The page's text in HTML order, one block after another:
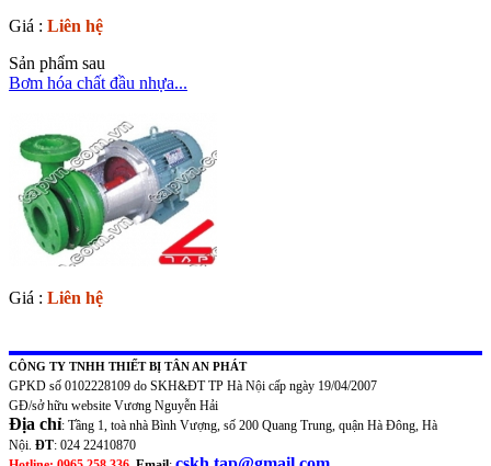
Giá : Liên hệ
Sản phẩm sau
Bơm hóa chất đầu nhựa...
Giá : Liên hệ
CÔNG TY TNHH THIẾT BỊ TÂN AN PHÁT
GPKD số 0102228109 do SKH&ĐT TP Hà Nội cấp ngày 19/04/2007
GĐ/sở hữu website Vương Nguyễn Hải
Địa chỉ: Tầng 1, toà nhà Bình Vượng, số 200 Quang Trung, quận Hà Đông, Hà
Nội. ĐT: 024 22410870